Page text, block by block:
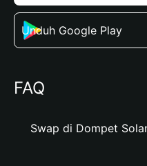
Unduh Google Play
FAQ
Swap di Dompet